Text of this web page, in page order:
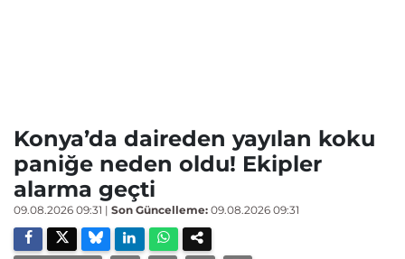
Konya’da daireden yayılan koku
paniğe neden oldu! Ekipler
alarma geçti
09.08.2026 09:31 | Son Güncelleme: 09.08.2026 09:31